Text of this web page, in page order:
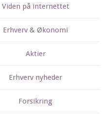
Viden på internettet
Erhverv & Økonomi
Aktier
Erhverv nyheder
Forsikring